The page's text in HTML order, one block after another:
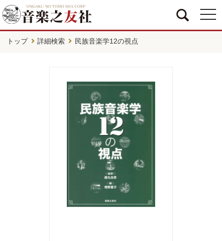
トップ 詳細検索 民族音楽学12の視点